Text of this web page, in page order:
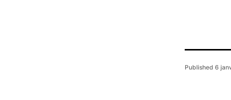
Published 6